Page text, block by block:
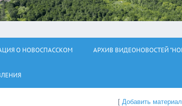
О НОВОСПАССКОМ АРХИВ ВИДЕОНОВОСТЕЙ
[Добавить материал